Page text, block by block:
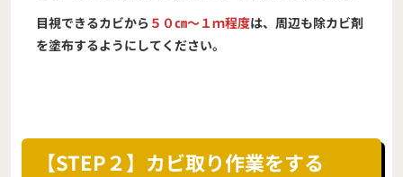
目視できるカビから ５０㎝～１ｍ程度は、周辺も除カビ剤
を塗布するようにしてください。
【STEP２】カビ取り作業をする